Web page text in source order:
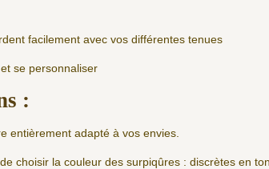
facilement avec vos différentes tenues
se personnaliser
:
entièrement adapté à vos envies.
choisir la couleur des surpiqûres : discrètes en